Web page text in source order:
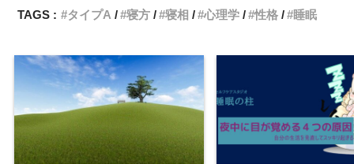
TAGS :
タイプA 寝方 寝相 心理学 性格 睡眠